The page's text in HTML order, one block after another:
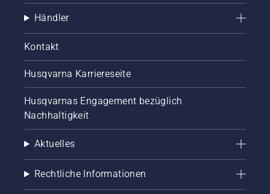
Rasenpflege
ranken.
Händler
Kontakt
Husqvarna Karriereseite
Husqvarnas Engagement bezüglich
Nachhaltigkeit
Aktuelles
Rechtliche Informationen